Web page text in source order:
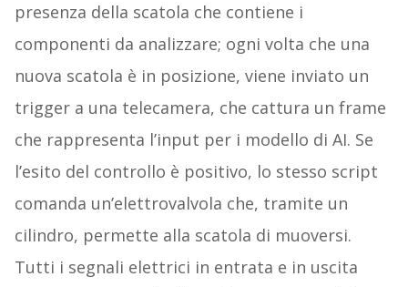
presenza della scatola che contiene i
componenti da analizzare; ogni volta che una
nuova scatola è in posizione, viene inviato un
trigger a una telecamera, che cattura un frame
che rappresenta l’input per i modello di AI. Se
l’esito del controllo è positivo, lo stesso script
comanda un’elettrovalvola che, tramite un
cilindro, permette alla scatola di muoversi.
Tutti i segnali elettrici in entrata e in uscita